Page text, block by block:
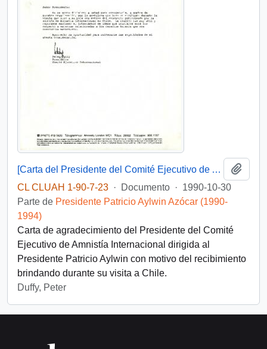
[Carta del Presidente del Comité Ejecutivo de Amnistía Internacional dirigida al Presidente Patricio Aylwin]
CL CLUAH 1-90-7-23 · Documento · 1990-10-30
Parte de Presidente Patricio Aylwin Azócar (1990-
1994)
Carta de agradecimiento del Presidente del Comité
Ejecutivo de Amnistía Internacional dirigida al
Presidente Patricio Aylwin con motivo del recibimiento
brindando durante su visita a Chile.
Duffy, Peter